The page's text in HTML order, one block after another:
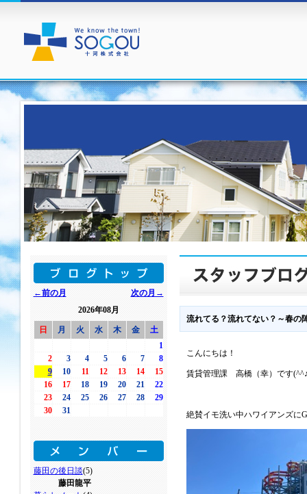
←前の月
次の月→
2026年08月
日 月 火 水 木 金
土
1
2
3 4 5 6 7
8
9
10 11 12 13 14
15
16
17 18 19 20 21
22
23
24 25 26 27 28
29
30
31
藤田の後日談(5)
藤田龍平
流れてる？流れてない？～春の
こんにちは！
賃貸管理課 高橋（幸）です
絶賛イモ洗い中ハワイアンズに